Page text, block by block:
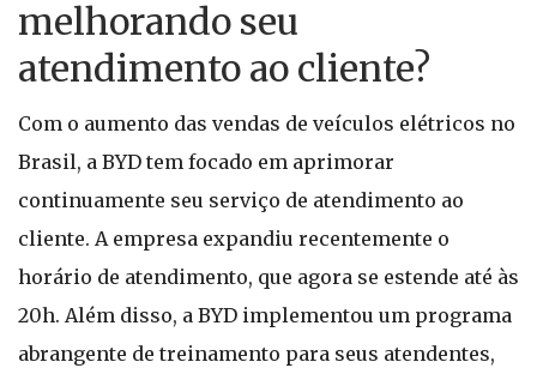
melhorando seu
atendimento ao cliente?
Com o aumento das vendas de veículos elétricos no
Brasil, a BYD tem focado em aprimorar
continuamente seu serviço de atendimento ao
cliente. A empresa expandiu recentemente o
horário de atendimento, que agora se estende até às
20h. Além disso, a BYD implementou um programa
abrangente de treinamento para seus atendentes,